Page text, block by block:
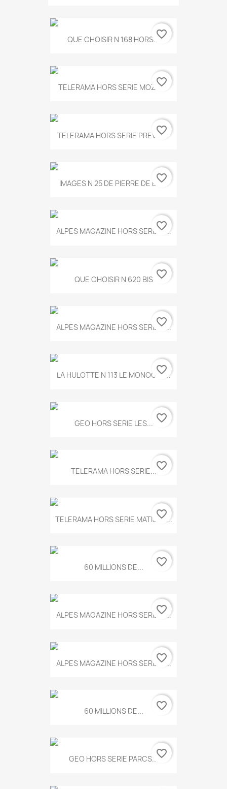
QUE CHOISIR N 168 HORS...favorite_border
TELERAMA HORS SERIE MOZART
favorite_border
TELERAMA HORS SERIE PREVERT
favorite_border
IMAGES N 25 DE PIERRE DE BOIS
favorite_border
ALPES MAGAZINE HORS SERIE N...
favorite_border
QUE CHOISIR N 620 BIS favorite_border
ALPES MAGAZINE HORS SERIE N...
favorite_border
LA HULOTTE N 113 LE MONOCLE...
favorite_border
GEO HORS SERIE LES... favorite_border
TELERAMA HORS SERIE...favorite_border
TELERAMA HORS SERIE MATISSE...
favorite_border
60 MILLIONS DE... favorite_border
ALPES MAGAZINE HORS SERIE N...
favorite_border
ALPES MAGAZINE HORS SERIE N...
favorite_border
60 MILLIONS DE... favorite_border
GEO HORS SERIE PARCS...favorite_border